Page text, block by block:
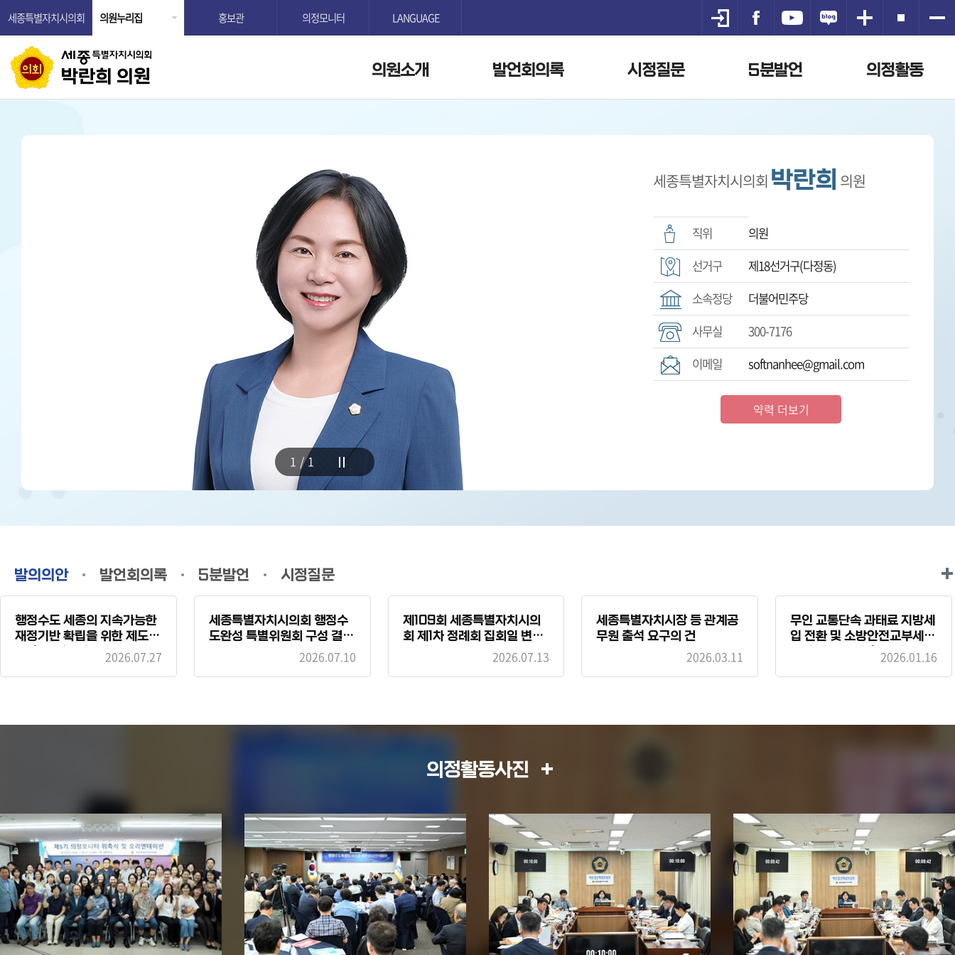
박란희 의원
세종특별자치시의회 의원누리집 홍보관 의정모니터 LANGUAGE
의원소개 발언회의록 시정질문 5분발언 의정활동
1/1
세종특별자치시의회박란희 의원
직위
의원
선거구
제18선거구(다정동)
소속정당
더불어민주당
사무실
300-7176
이메일
softnanhee@gmail.com
약력 더보기
발의의안
행정수도 세종의 지속가능한
재정기반 확립을 위한 제도개
2026.07.27
세종특별자치시의회 행정수
도완성 특별위원회 구성 결의
2026.07.10
제109회 세종특별자치시의
회 제1차 정례회 집회일 변경
2026.07.13
세종특별자치시장 등 관계공
무원 출석 요구의 건
2026.03.11
무인 교통단속 과태료 지방세
입 전환 및 소방안전교부세
관련 법령 개정 촉구 건의안
2026.01.16
발언회의록 5분발언 시정질문
의정활동사진